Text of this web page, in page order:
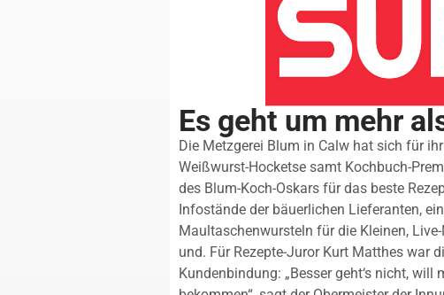
Es geht um mehr
Die Metzgerei Blum in Calw hat sich für
Weißwurst-Hocketse samt Kochbuch-
des Blum-Koch-Oskars für das beste
Infostände der bäuerlichen Lieferanten,
Maultaschenwursteln für die Kleinen,
und. Für Rezepte-Juror Kurt Matthes war
Kundenbindung: „Besser geht‘s nicht,